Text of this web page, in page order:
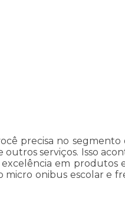
precisa no
serviços. Isso
em produtos
onibus escolar e